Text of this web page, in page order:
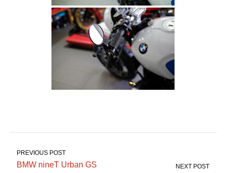
PREVIOUS POST
BMW nineT Urban GS
NEXT POST